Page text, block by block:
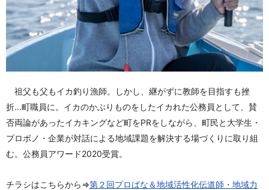
祖父も父もイカ釣り漁師。しかし、継がずに教師を目指すも挫
折...町職員に。イカのかぶりものをしたイカれた公務員として、賛
否両論があったイカキングなど町をPRをしながら、町民と大学生・
プロボノ・企業が対話による地域課題を解決する場づくりに取り組
む。公務員アワード2020受賞。
チラシはこちらから⇒第２回プロばな＆地域活性化伝道師・地域力